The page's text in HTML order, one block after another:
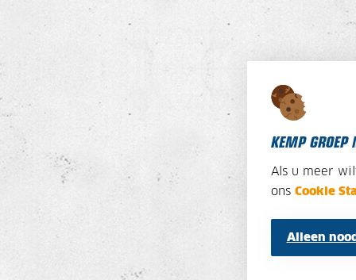
KEMP GROEP
Als u meer
ons Cookie
Alleen